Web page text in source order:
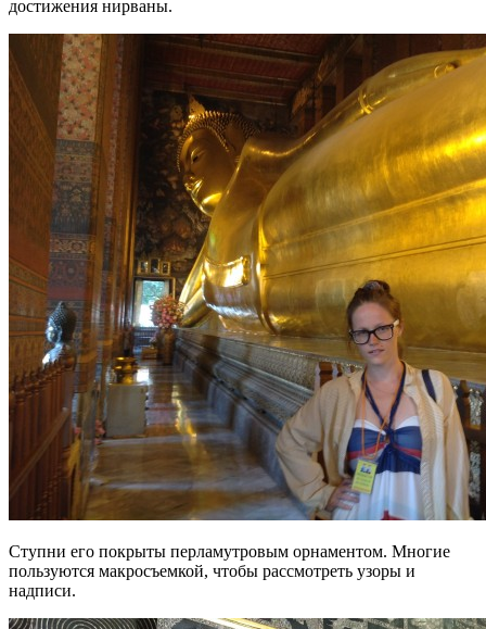
достижения нирваны.
Ступни его покрыты перламутровым орнаментом. Многие
пользуются макросъемкой, чтобы рассмотреть узоры и
надписи.